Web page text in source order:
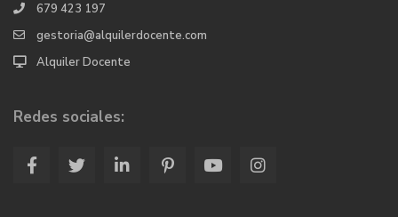
679 423 197
gestoria@alquilerdocente.com
Alquiler Docente
Redes sociales: